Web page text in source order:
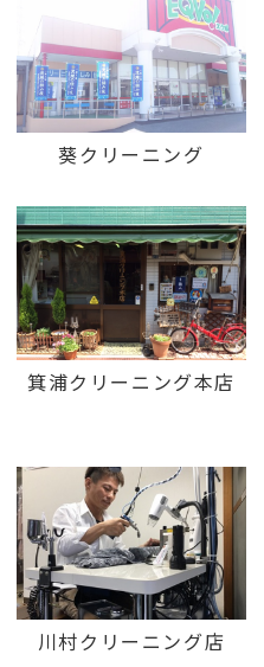
葵クリーニング
箕浦クリーニング本店
川村クリーニング店